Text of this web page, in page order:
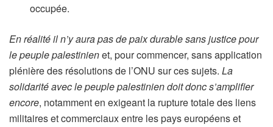
occupée.
En réalité il n’y aura pas de paix durable sans justice pour
le peuple palestinienet, pour commencer, sans application
plénière des résolutions de l’ONU sur ces sujets. La
solidarité avec le peuple palestinien doit donc s’amplifier
encore, notamment en exigeant la rupture totale des liens
militaires et commerciaux entre les pays européens et